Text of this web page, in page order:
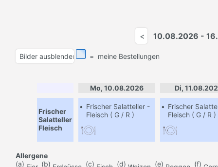
10.08.2026 -
= meine Bestellungen
Mo, 10.08.2026 Di,
Frischer
Salatteller
Fleisch
• Frischer Salatteller -
Fleisch ( G / R )
• Frischer
Fleisch ( G / R )
Allergene
(a)
(b) (c) (d) (e) (f)